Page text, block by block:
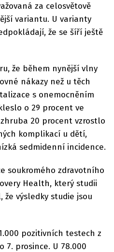
za celosvětově
variantu. U varianty
že se šíří ještě
že během nynější vlny
nákazy než u těch
s onemocněním
o 29 procent ve
20 procent vzrostlo
komplikací u dětí,
sedmidenní incidence.
soukromého zdravotního
Health, který studii
že výsledky studie jsou
pozitivních testech z
7. prosince. U 78.000